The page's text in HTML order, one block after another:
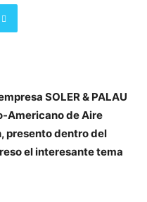
SOLER & PALAU
Americano de Aire
presento dentro del
el interesante tema